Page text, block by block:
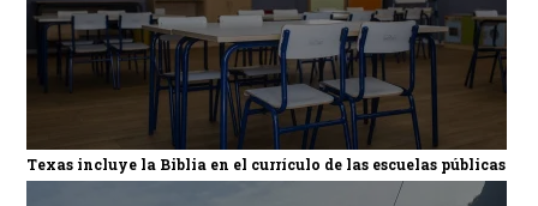
Texas incluye la Biblia en el currículo de las escuelas públicas